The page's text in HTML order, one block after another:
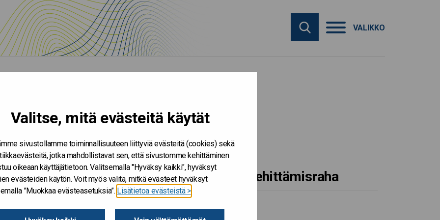
Valitse, mitä evästeitä käytät
sivustollamme toiminnallisuuteen liittyviä evästeitä (cookies) sekä
jotka mahdollistavat sen, että sivustomme kehittäminen
oikeaan käyttäjätietoon. Valitsemalla "Hyväksy kaikki", hyväksyt
evästeiden käytön. Voit myös valita, mitkä evästeet hyväksyt
”Muokkaa evästeasetuksia”. Lisätietoa evästeistä >
VALIKKO
Kaiku-kehittämisraha